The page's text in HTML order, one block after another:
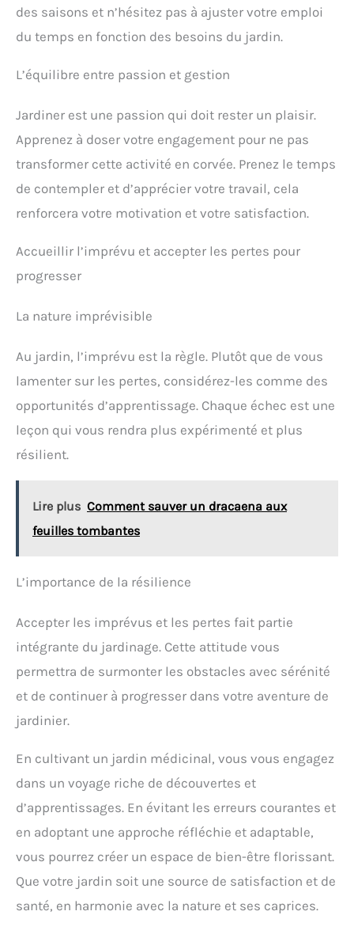
des saisons et n’hésitez pas à ajuster votre emploi
du temps en fonction des besoins du jardin.
L’équilibre entre passion et gestion
Jardiner est une passion qui doit rester un plaisir.
Apprenez à doser votre engagement pour ne pas
transformer cette activité en corvée. Prenez le temps
de contempler et d’apprécier votre travail, cela
renforcera votre motivation et votre satisfaction.
Accueillir l’imprévu et accepter les pertes pour
progresser
La nature imprévisible
Au jardin, l’imprévu est la règle. Plutôt que de vous
lamenter sur les pertes, considérez-les comme des
opportunités d’apprentissage. Chaque échec est une
leçon qui vous rendra plus expérimenté et plus
résilient.
Lire plus Comment sauver un dracaena aux
feuilles tombantes
L’importance de la résilience
Accepter les imprévus et les pertes fait partie
intégrante du jardinage. Cette attitude vous
permettra de surmonter les obstacles avec sérénité
et de continuer à progresser dans votre aventure de
jardinier.
En cultivant un jardin médicinal, vous vous engagez
dans un voyage riche de découvertes et
d’apprentissages. En évitant les erreurs courantes et
en adoptant une approche réfléchie et adaptable,
vous pourrez créer un espace de bien-être florissant.
Que votre jardin soit une source de satisfaction et de
santé, en harmonie avec la nature et ses caprices.